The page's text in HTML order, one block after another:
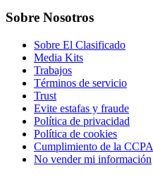
Sobre Nosotros
Sobre El Clasificado
Media Kits
Trabajos
Términos de servicio
Trust
Evite estafas y fraude
Política de privacidad
Política de cookies
Cumplimiento de la CCPA
No vender mi información